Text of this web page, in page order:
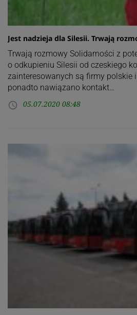
Jest nadzieja dla Silesii. Trwają
Trwają rozmowy Solidarności z
o odkupieniu Silesii od czeskiego
zainteresowanych są firmy polskie
ponadto nawiązano kontakt…
access_time 05.07.2020 08:48